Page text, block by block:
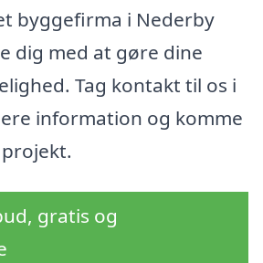
byggefirma i Nederby
dig med at gøre dine
Tag kontakt til os i
information og komme
gratis og